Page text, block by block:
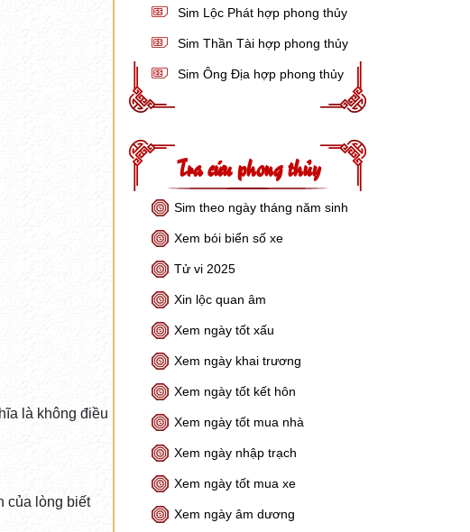
là không điều
của lòng biết
Sim Lộc Phát hợp phong thủy
Sim Thần Tài hợp phong thủy
Sim Ông Địa hợp phong thủy
Tra cứu phong thủy
Sim theo ngày tháng năm sinh
Xem bói biển số xe
Tử vi 2025
Xin lộc quan âm
Xem ngày tốt xấu
Xem ngày khai trương
Xem ngày tốt kết hôn
Xem ngày tốt mua nhà
Xem ngày nhập trạch
Xem ngày tốt mua xe
Xem ngày âm dương